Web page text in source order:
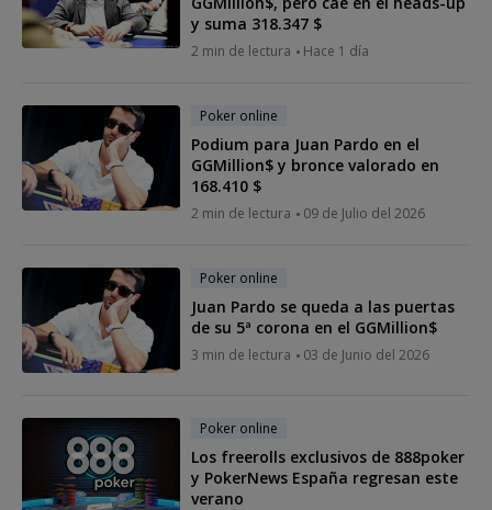
y suma 318.347 $
2 min de lectura Hace 1 día
Poker online
Podium para Juan Pardo en el
GGMillion$ y bronce valorado en
168.410 $
2 min de lectura 09 de Julio del 2026
Poker online
Juan Pardo se queda a las puertas
de su 5ª corona en el GGMillion$
3 min de lectura 03 de Junio del 2026
Poker online
Los freerolls exclusivos de 888poker
y PokerNews España regresan este
verano